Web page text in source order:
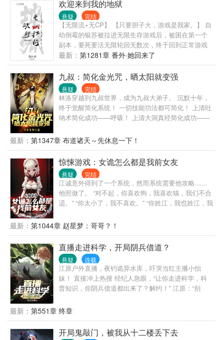
来，我这里刚好有个案子，现场给我们表演一个！” 岳
东无奈，挥手：“太上老君急急如律令！！！” 下一
秒，治安员麻了！这家伙是真能啊！ 岳东一出手便帮
治安所破获了一起弑父案，整个治安局震惊！ 太好
了，国家就需要你这样的特殊人才，请务必来我们部
门！！！
欢迎来到我的地狱
悬疑 完结
【无限流+无CP】 【只要胆子大，游戏是我家。】 自
幼倒霉的银苏被拉进无限生存游戏后，被困在第一个
副本，要死要活无限轮回无数次，终于回到正常游戏
进程。 终于不用面对同一批怪物的银苏泪流满面，决
定好好和怪物们交朋友，再也不打他们了。 众人看着
随手捏爆怪物，渣都不剩的银苏：灰都扬了是吧！ 后
来游戏里多了一条禁忌：远离银苏，她有病！
最新： 第1281章 番外·她回来了
九叔：简化金光咒，晒太阳就变强
悬疑 完结
林洛穿越到九叔世界，成为九叔大弟子。 沉默十年，
终于觉醒简化系统！ 一切技能功法都可简化！ 上清吐
纳术简化成功——呼吸！ 上清大洞真经简化成功——
犹如天书的修炼真诀在林洛面前变得纯粹，简单！ 九
叔：看见那个小天师了吗？我徒弟！ 四目：一休，让
你徒弟给我师侄当丫鬟，你不亏！ 千鹤：什么！我又
要打巅峰赛！还好，这次我有通天代！阿洛救我！ 半
碗清水照乾坤，一张灵符命鬼神。 脚踏阴阳八卦步，
手执木剑斩妖魂。 挥泪洒酒英灵地，道气长存天地
人。 红绳糯米今犹在，不见当年林道人！ 万界祖师九
叔又添新弟子——林洛！ —iii—
最新： 第1347章 布道诸天～先休息一下！
惊悚游戏：女诡怎么都是我前女友
悬疑 完结
江诚意外得到了一个系统，然而系统需要他攻略……
他照做了。 “对不起，你喜欢狗，我喜欢猫，我们不合
适。” “你太小了，我不喜欢。” “你姓江，我也姓江，我
时候，以前攻略的女生都因各种意外而去世。 然而，
等他全部攻略成功以后，系统彻底消失了，直到诡异
复苏，惊悚游戏降临世间…… "听闻封魂村的那位嫁衣
诡王美艳绝伦。" "听说江城的红衣诡王特别漂亮。" 江
诚懵了，他好像都认识？
最新： 第1044章 赵星梦：哥哥？！
直播走进科学，开局阴兵借道？
悬疑 连载
江原户外直播，夜钓诡异水库，吓哭当红主播小怡
妹！ 直接冲上热搜 经纪人急眼，“让你走进科学，科
普知识，你阴兵借道都出来了？解约！” 江原：“别
查凶案 平台找上门，千万年薪签约！ 江原在恐怖禁地
疯狂整活， 人气上涨，系统奖励也蹭蹭上， 观众们都
吓飞了？ 江原：“哦，那我舒坦了”
最新： 第551章 终章
开局鬼敲门，被我从十二楼丢下去